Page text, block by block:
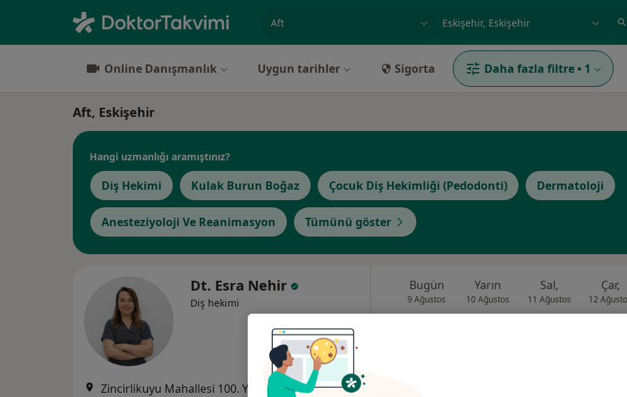
Online Danışmanlık Uygun tarihler Sigorta Daha fazla filtre • 1
Aft, Eskişehir
Hangi uzmanlığı aramıştınız?
Diş Hekimi Kulak Burun Boğaz Çocuk Diş Hekimliği (Pedodonti) Dermatoloji
Anesteziyoloji Ve Reanimasyon Tümünü göster
Dt. Esra Nehir
Diş hekimi
Zincirlikuyu Mahallesi 100. Yıl Bulvarı, Eskişehir •Harita
Bugün
9 Ağustos
Yarın
10 Ağustos
Sal,
11 Ağustos
Çar,
12